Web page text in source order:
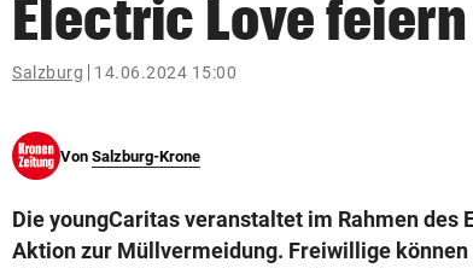
search
Suchbegriff
eingeben
© Krone Multimedia GmbH & Co KG 2026
Electric Love feiern
Salzburg 14.06.2024 15:00
Von Salzburg-Krone
Die youngCaritas veranstaltet im Rahmen des
Aktion zur Müllvermeidung. Freiwillige